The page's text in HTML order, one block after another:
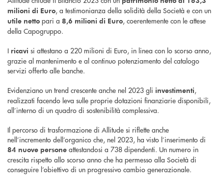
milioni di Euro, a testimonianza della solidità della Società e con un
utile netto pari a 8,6 milioni di Euro, coerentemente con le attese
della Capogruppo.
I ricavi si attestano a 220 milioni di Euro, in linea con lo scorso anno,
grazie al mantenimento e al continuo potenziamento del catalogo
servizi offerto alle banche.
Evidenziano un trend crescente anche nel 2023 gli investimenti,
realizzati facendo leva sulle proprie dotazioni finanziarie disponibili,
all’interno di un quadro di sostenibilità complessiva.
Il percorso di trasformazione di Allitude si riflette anche
nell’incremento dell’organico che, nel 2023, ha visto l’inserimento di
84 nuove persone attestandosi a 738 dipendenti. Un numero in
crescita rispetto allo scorso anno che ha permesso alla Società di
conseguire l’obiettivo di un progressivo cambio generazionale.